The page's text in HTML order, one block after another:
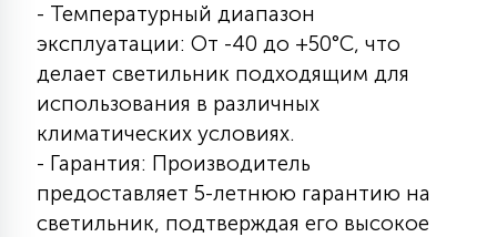
- Температурный диапазон
эксплуатации: От -40 до +50°C, что
делает светильник подходящим для
использования в различных
климатических условиях.
- Гарантия: Производитель
предоставляет 5-летнюю гарантию на
светильник, подтверждая его высокое